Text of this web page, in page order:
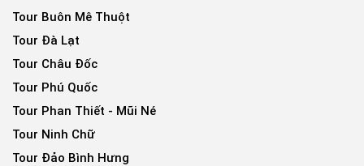
Tour Buôn Mê Thuột
Tour Đà Lạt
Tour Châu Đốc
Tour Phú Quốc
Tour Phan Thiết - Mũi Né
Tour Ninh Chữ
Tour Đảo Bình Hưng